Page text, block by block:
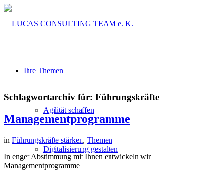
Ihre Themen
Agilität schaffen
Digitalisierung gestalten
Schlagwortarchiv für: Führungskräfte
Managementprogramme
in Führungskräfte stärken, Themen
In enger Abstimmung mit Ihnen entwickeln wir
Managementprogramme